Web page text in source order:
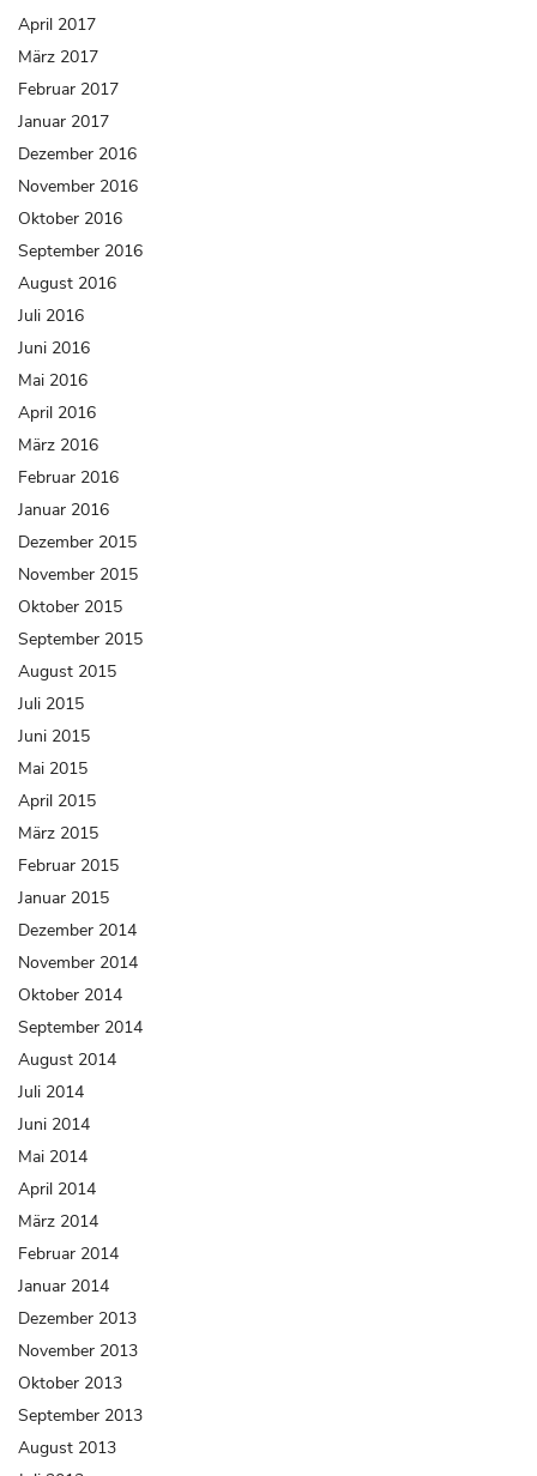
April 2017
März 2017
Februar 2017
Januar 2017
Dezember 2016
November 2016
Oktober 2016
September 2016
August 2016
Juli 2016
Juni 2016
Mai 2016
April 2016
März 2016
Februar 2016
Januar 2016
Dezember 2015
November 2015
Oktober 2015
September 2015
August 2015
Juli 2015
Juni 2015
Mai 2015
April 2015
März 2015
Februar 2015
Januar 2015
Dezember 2014
November 2014
Oktober 2014
September 2014
August 2014
Juli 2014
Juni 2014
Mai 2014
April 2014
März 2014
Februar 2014
Januar 2014
Dezember 2013
November 2013
Oktober 2013
September 2013
August 2013